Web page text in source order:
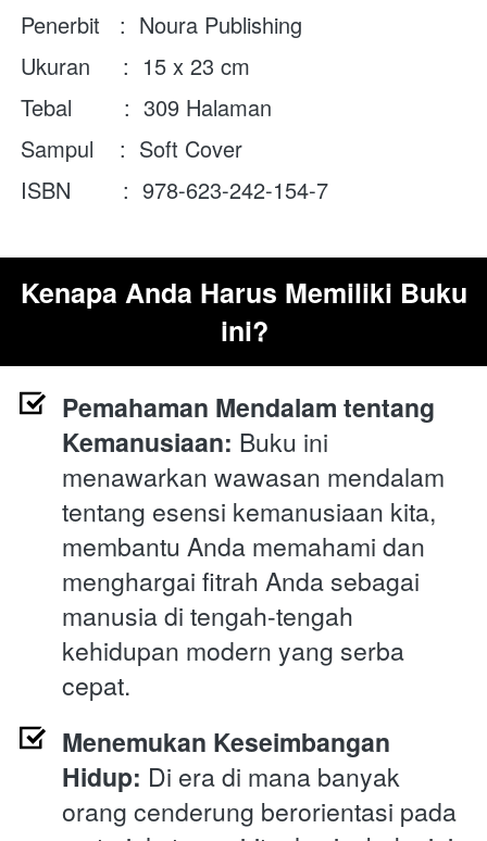
Penerbit   :  Noura Publishing
Ukuran     : 15 x 23 cm
Tebal        : 309 Halaman
Sampul    :  Soft Cover
ISBN        : 978-623-242-154-7
Kenapa Anda Harus Memiliki Buku
ini?
Pemahaman Mendalam tentang
Kemanusiaan: Buku ini
menawarkan wawasan mendalam
tentang esensi kemanusiaan kita,
membantu Anda memahami dan
menghargai fitrah Anda sebagai
manusia di tengah-tengah
kehidupan modern yang serba
cepat.
Menemukan Keseimbangan
Hidup: Di era di mana banyak
orang cenderung berorientasi pada